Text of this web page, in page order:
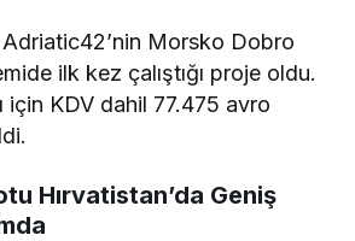
Adriatic42’nin Morsko Dobro
ilk kez çalıştığı proje oldu.
için KDV dahil 77.475 avro
Hırvatistan’da Geniş